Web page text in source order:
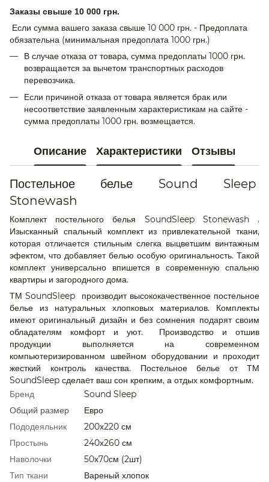
Заказы свыше 10 000 грн.
Если сумма вашего заказа свыше 10 000 грн. - Предоплата
обязательна (минимальная предоплата 1000 грн.)
В случае отказа от товара, сумма предоплаты 1000 грн.
возвращается за вычетом транспортных расходов
перевозчика.
Если причиной отказа от товара является брак или
несоответствие заявленным характеристикам на сайте -
сумма предоплаты 1000 грн. возмещается.
Описание Характеристики Отзывы
Постельное белье Sound Sleep
Stonewash
Комплект постельного белья SoundSleep Stonewash .
Изысканный спальный комплект из привлекательной ткани,
которая отличается стильным слегка выцветшим винтажным
эфектом, что добавляет белью особую оригинальность. Такой
комплект универсально впишется в современную спальню
квартиры и загородного дома.
ТМ SoundSleep производит высококачественное постельное
белье из натуральных хлопковых материалов. Комплекты
имеют оригинальный дизайн и без сомнения подарят своим
обладателям комфорт и уют. Производство и отшив
продукции выполняется на современном
компьютеризированном швейном оборудовании и проходит
жесткий контроль качества. Постельное белье от ТМ
SoundSleep сделаeт ваш сон крепким, а отдых комфортным.
Бренд
Sound Sleep
Общий размер
Евро
Пододеяльник
200х220 см
Простынь
240х260 см
Наволочки
50х70см (2шт)
Тип ткани
Вареный хлопок